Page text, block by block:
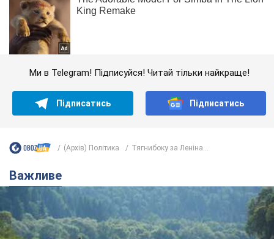
Ми в Telegram! Підписуйся! Читай тільки найкраще!
Підписатись Підписатись
(Архів) Політика Тягнибоку за Леніна...
Важливе